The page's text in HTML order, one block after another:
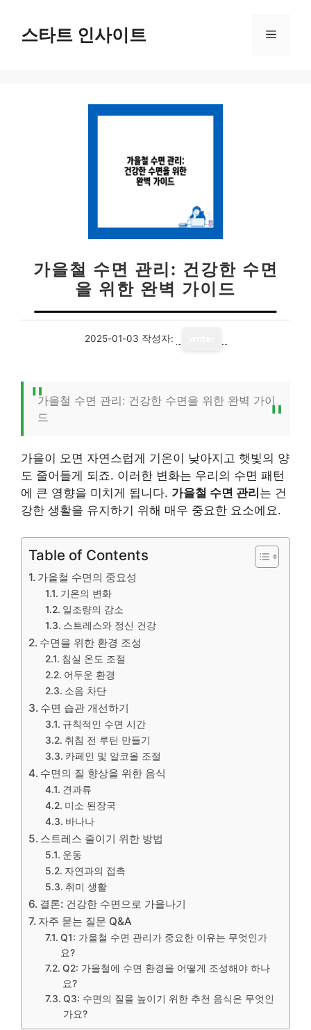
스타트 인사이트 메
가을철 수면 관리: 건강한 수면
을 위한 완벽 가이드
2025-01-03 작성자:
가을철 수면 관리: 건강한 수면을 위한 완벽 가이
드
가을이 오면 자연스럽게 기온이 낮아지고 햇빛의 양
도 줄어들게 되죠. 이러한 변화는 우리의 수면 패턴
에 큰 영향을 미치게 됩니다. 가을철 수면 관리 는 건
강한 생활을 유지하기 위해 매우 중요한 요소에요.
Table of Contents
가을철 수면의 중요성
기온의 변화
일조량의 감소
스트레스와 정신 건강
수면을 위한 환경 조성
침실 온도 조절
어두운 환경
소음 차단
수면 습관 개선하기
규칙적인 수면 시간
취침 전 루틴 만들기
카페인 및 알코올 조절
수면의 질 향상을 위한 음식
견과류
미소 된장국
바나나
스트레스 줄이기 위한 방법
운동
자연과의 접촉
취미 생활
결론: 건강한 수면으로 가을나기
자주 묻는 질문 Q&A
Q1: 가을철 수면 관리가 중요한 이유는 무엇인가
요?
Q2: 가을철에 수면 환경을 어떻게 조성해야 하나
요?
Q3: 수면의 질을 높이기 위한 추천 음식은 무엇인
가요?